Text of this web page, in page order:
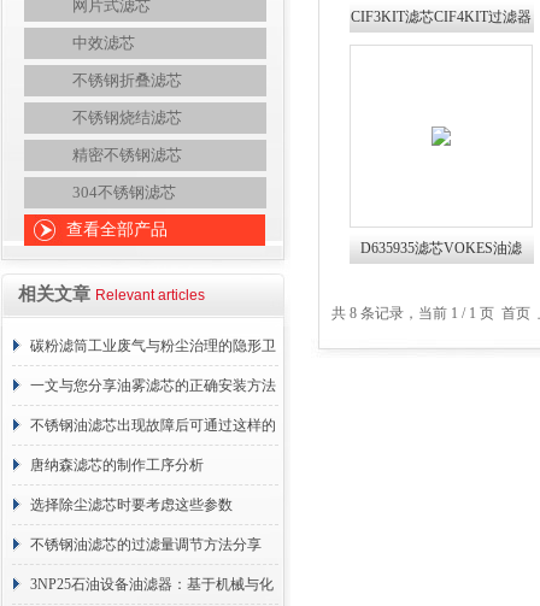
网片式滤芯
中效滤芯
不锈钢折叠滤芯
不锈钢烧结滤芯
精密不锈钢滤芯
304不锈钢滤芯
查看全部产品
相关文章 Relevant articles
碳粉滤筒工业废气与粉尘治理的隐形卫
士
一文与您分享油雾滤芯的正确安装方法
不锈钢油滤芯出现故障后可通过这样的
方法解决
唐纳森滤芯的制作工序分析
选择除尘滤芯时要考虑这些参数
不锈钢油滤芯的过滤量调节方法分享
3NP25石油设备油滤器：基于机械与化
CIF3KIT滤芯CIF4KIT过滤器
CF-612普优滤器
D635935滤芯VOKES油滤
共 8 条记录，当前 1 / 1 页 首